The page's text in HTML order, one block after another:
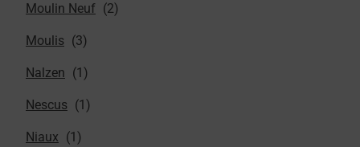
Moulin Neuf
Moulis
Nalzen
Nescus
Niaux